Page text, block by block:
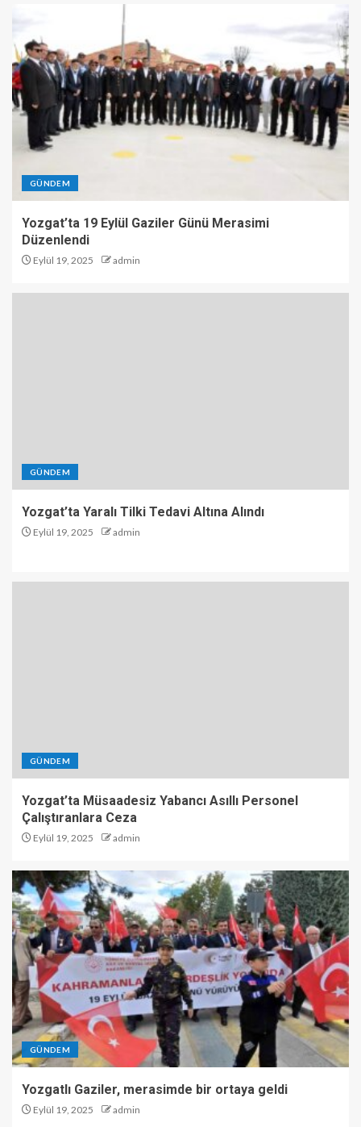
GÜNDEM
Yozgat’ta 19 Eylül Gaziler Günü Merasimi
Düzenlendi
Eylül 19, 2025 admin
GÜNDEM
Yozgat’ta Yaralı Tilki Tedavi Altına Alındı
Eylül 19, 2025 admin
GÜNDEM
Yozgat’ta Müsaadesiz Yabancı Asıllı Personel
Çalıştıranlara Ceza
Eylül 19, 2025 admin
GÜNDEM
Yozgatlı Gaziler, merasimde bir ortaya geldi
Eylül 19, 2025 admin